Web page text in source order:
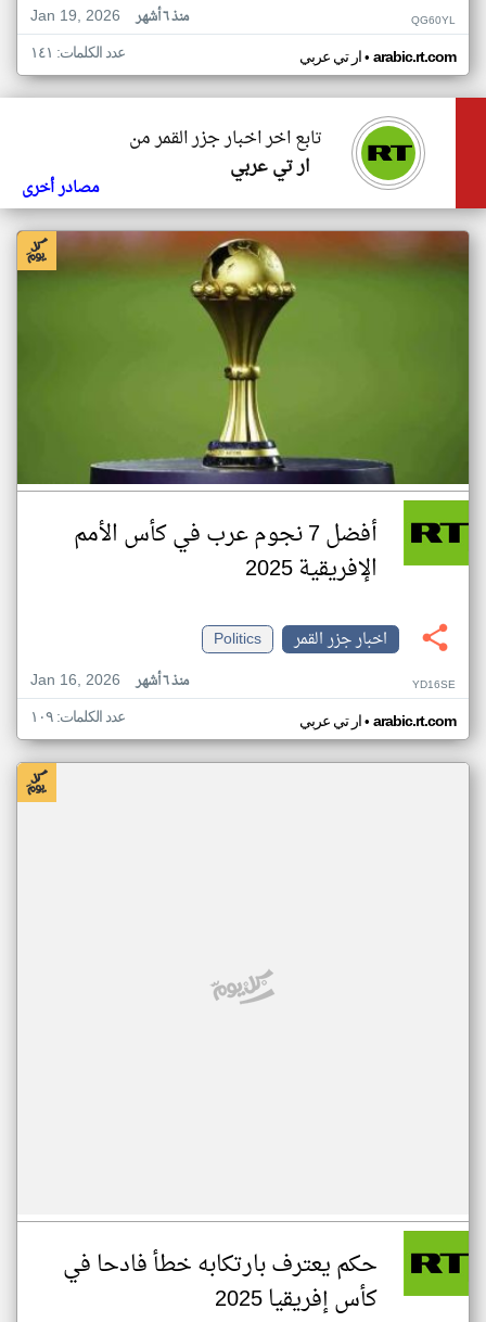
Jan 19, 2026
منذ ٦ أشهر QG60YL
ار تي عربي• arabic.rt.com عدد الكلمات: ١٤١
تابع اخر اخبار جزر القمر من
ار تي عربي
مصادر أخرى
أفضل 7 نجوم عرب في كأس الأمم
الإفريقية 2025
اخبار جزر القمر
Politics
Jan 16, 2026
منذ ٦ أشهر YD16SE
ار تي عربي• arabic.rt.com عدد الكلمات: ١٠٩
حكم يعترف بارتكابه خطأ فادحا في
كأس إفريقيا 2025